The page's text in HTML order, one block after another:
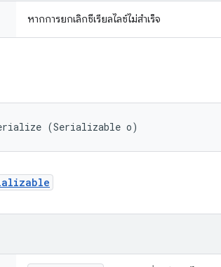
หากการยกเลิกซีเรียลไลซ์ไม่สำเร็จ
(Serializable o)